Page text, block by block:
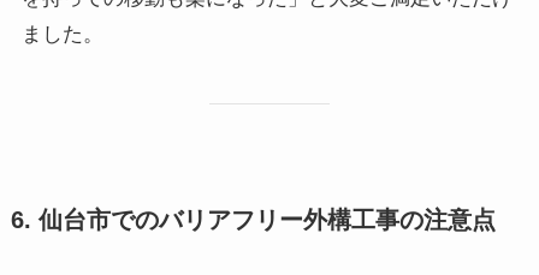
ました。
6. 仙台市でのバリアフリー外構工事の注意点